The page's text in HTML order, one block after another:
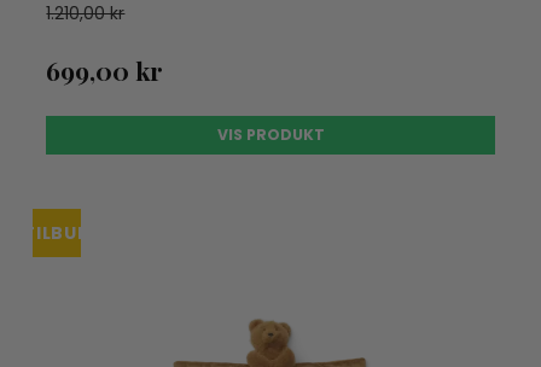
1.210,00 kr
699,00 kr
VIS PRODUKT
TILBUD